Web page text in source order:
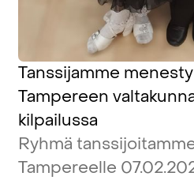
Tanssijamme
Tampereen
kilpailussa
Ryhmä
Tampereelle